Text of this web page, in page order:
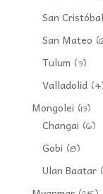
San Cristóbal
San Mateo
Tulum (3)
Valladolid
Mongolei (13)
Changai (6)
Gobi (8)
Ulan Baatar